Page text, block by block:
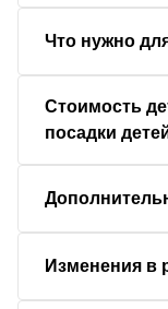
Что нужно
Стоимость
посадки
Изменения в